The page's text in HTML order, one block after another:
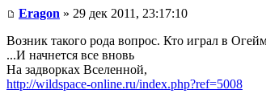
Eragon » 29 дек 2011, 23:17:10
Возник такого рода вопрос. Кто играл в
...И начнется все вновь
На задворках Вселенной,
http://wildspace-online.ru/index.php?ref=5008